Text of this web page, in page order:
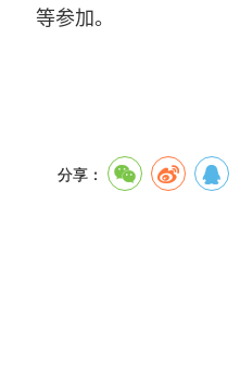
等参加。
分享：